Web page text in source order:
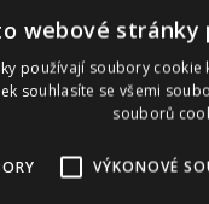
které umí změřit
stylové oblečení z
Techmania
webové stránky
používají soubory cookie
souhlasíte se všemi
souborů
VÝKONOVÉ